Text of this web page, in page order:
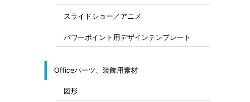
スライドショー／アニメ
パワーポイント用デザインテンプレート
Officeパーツ、装飾用素材
図形